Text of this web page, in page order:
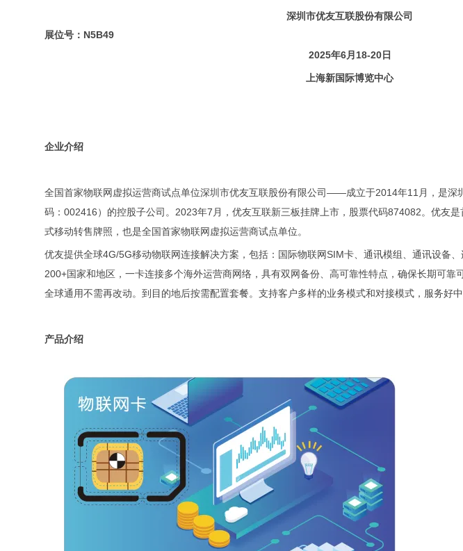
深圳市优友互联股份有限公司
展位号：N5B49
2025年6月18-20日
上海新国际博览中心
企业介绍
全国首家物联网虚拟运营商试点单位深圳市优友互联股份有限公司——成立于2014年11月，是深
码：002416）的控股子公司。2023年7月，优友互联新三板挂牌上市，股票代码874082。优友
式移动转售牌照，也是全国首家物联网虚拟运营商试点单位。
优友提供全球4G/5G移动物联网连接解决方案，包括：国际物联网SIM卡、通讯模组、通讯设备
200+国家和地区，一卡连接多个海外运营商网络，具有双网备份、高可靠性特点，确保长期可靠
全球通用不需再改动。到目的地后按需配置套餐。支持客户多样的业务模式和对接模式，服务好
产品介绍